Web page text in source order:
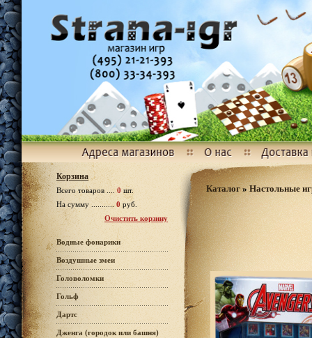
Корзина
Всего товаров ....0 шт.
На сумму ...........0руб.
Очистить корзину
Водные фонарики
Воздушные змеи
Головоломки
Гольф
Дартс
Дженга (городок или башня)
Каталог»Настольные